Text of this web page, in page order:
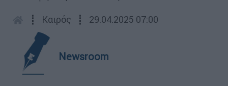
┋ Καιρός ┋ 29.04.2025 07:00
Newsroom